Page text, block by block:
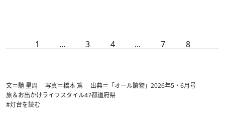
1 ... 3 4 ... 7 8
文＝馳 星周 写真＝橋本 篤 出典＝「オール讀物」2026年5・6月号
旅＆お出かけライフスタイル47都道府県
#灯台を読む